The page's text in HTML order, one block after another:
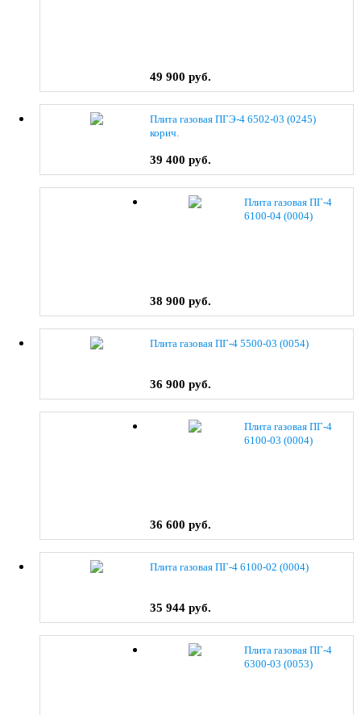
49 900 руб.
Плита газовая ПГЭ-4 6502-03 (0245)
корич.
39 400 руб.
Плита газовая ПГ-4
6100-04 (0004)
38 900 руб.
Плита газовая ПГ-4 5500-03 (0054)
36 900 руб.
Плита газовая ПГ-4
6100-03 (0004)
36 600 руб.
Плита газовая ПГ-4 6100-02 (0004)
35 944 руб.
Плита газовая ПГ-4
6300-03 (0053)